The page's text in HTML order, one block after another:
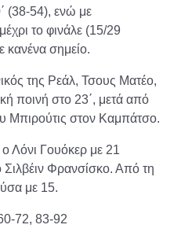
(38-54), ενώ με
το φινάλε (15/29
κανένα σημείο.
της Ρεάλ, Τσους Ματέο,
ποινή στο 23΄, μετά από
Μπιρούτις στον Καμπάτσο.
Λόνι Γουόκερ με 21
Φρανσίσκο. Από τη
με 15.
72, 83-92